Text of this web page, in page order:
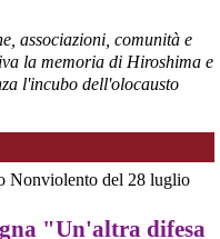
poi non saranno più
il ministro Adolfo
dell’indotto: la
dall’Unione europea
e restituita dal futuro
associazioni, comunità e
la memoria di Hiroshima e
l'incubo dell'olocausto
Nonviolento del 28 luglio
"Un'altra difesa